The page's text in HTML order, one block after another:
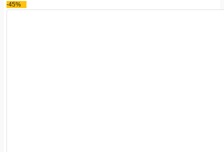
-45%